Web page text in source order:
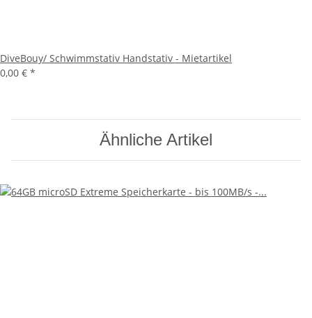
DiveBouy/ Schwimmstativ Handstativ - Mietartikel
0,00 € *
Ähnliche Artikel